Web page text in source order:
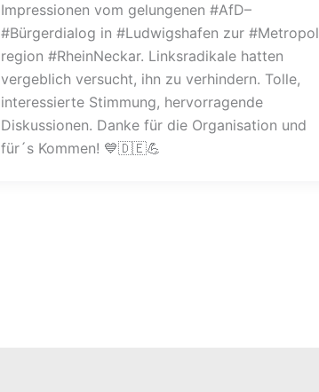
Impressionen vom gelungenen #AfD–
#Bürgerdialog in #Ludwigshafen zur #Metropol
region #RheinNeckar. Linksradikale hatten
vergeblich versucht, ihn zu verhindern. Tolle,
interessierte Stimmung, hervorragende
Diskussionen. Danke für die Organisation und
für´s Kommen! 💙🇩🇪💪